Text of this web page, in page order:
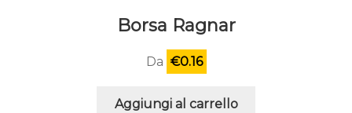
Borsa Ragnar
Da €0.16
Aggiungi al carrello